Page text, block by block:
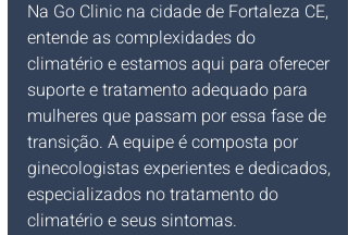
Na Go Clinic na cidade de Fortaleza CE,
entende as complexidades do
climatério e estamos aqui para oferecer
suporte e tratamento adequado para
mulheres que passam por essa fase de
transição. A equipe é composta por
ginecologistas experientes e dedicados,
especializados no tratamento do
climatério e seus sintomas.